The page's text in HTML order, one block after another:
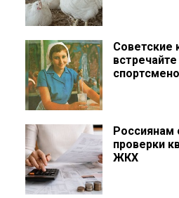
Советские
Россиянам
проверки
ЖКХ